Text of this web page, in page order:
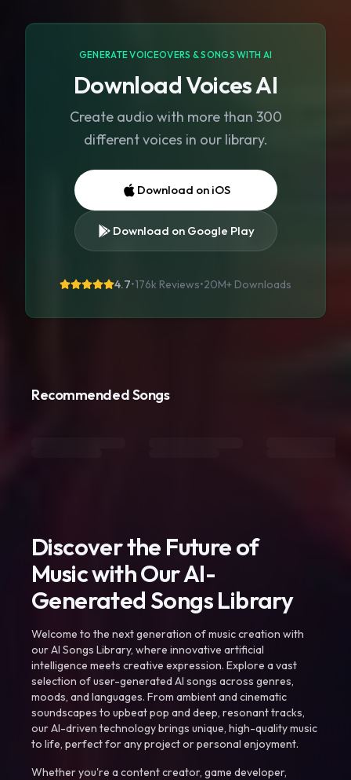
GENERATE VOICEOVERS & SONGS WITH AI
Download Voices AI
Create audio with more than 300
different voices in our library.
Download on iOS
Download on Google Play
4.7•176k Reviews•20M+ Downloads
Recommended Songs
Discover the Future of
Music with Our AI-
Generated Songs Library
Welcome to the next generation of music creation with
our AI Songs Library, where innovative artificial
intelligence meets creative expression. Explore a vast
selection of user-generated AI songs across genres,
moods, and languages. From ambient and cinematic
soundscapes to upbeat pop and deep, resonant tracks,
our AI-driven technology brings unique, high-quality music
to life, perfect for any project or personal enjoyment.
Whether you're a content creator, game developer,